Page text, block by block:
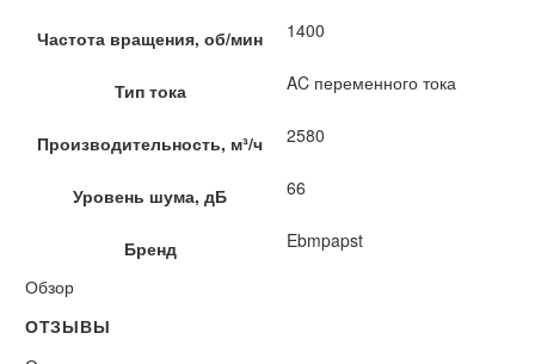
Частота вращения, об/мин 1400
Тип тока AC переменного тока
Производительность, м³/ч 2580
Уровень шума, дБ 66
Бренд
Ebmpapst
Обзор
ОТЗЫВЫ